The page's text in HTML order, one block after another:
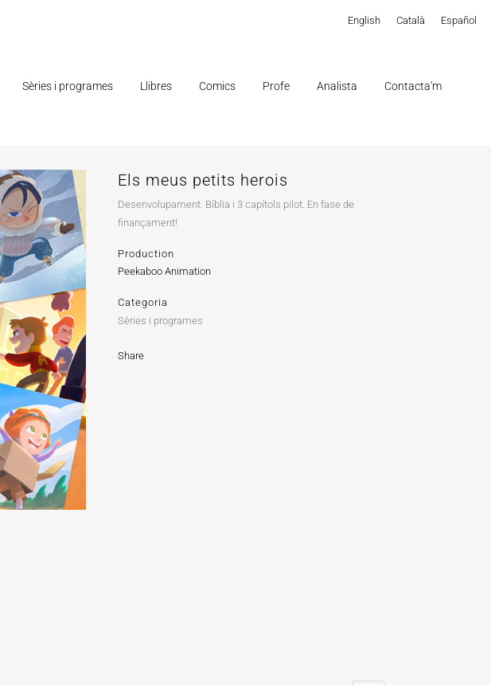
English Català Español
Sèries i programes Llibres Comics Profe Analista Contacta'm
Els meus petits herois
Desenvolupament. Bíblia i 3 capítols pilot. En fase de
finançament!
Production
Peekaboo Animation
Categoria
Sèries i programes
Share